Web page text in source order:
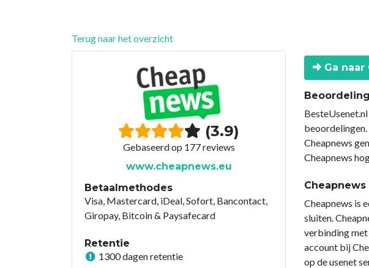
Terug naar het overzicht
(3.9)
Gebaseerd op 177 reviews
www.cheapnews.eu
Betaalmethodes
Visa, Mastercard, iDeal, Sofort, Bancontact,
Giropay, Bitcoin & Paysafecard
Retentie
1300 dagen retentie
Ga naar
Beoordeling
Cheapnews
Cheapnews
Cheapnews
Cheapnews is
sluiten.
verbinding met
account bij
op de usenet